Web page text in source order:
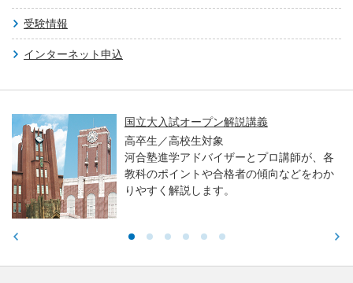
受験情報
インターネット申込
国立大入試オープン解説講義
高卒生／高校生対象
河合塾進学アドバイザーとプロ講師が、各
教科のポイントや合格者の傾向などをわか
りやすく解説します。